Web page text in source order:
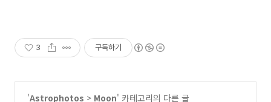
3 구독하기
'Astrophotos > Moon' 카테고리의 다른 글